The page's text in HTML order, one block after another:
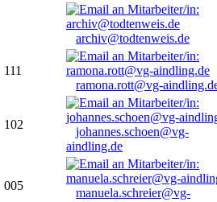
archiv@todtenweis.de
111
ramona.rott@vg-
102
johannes.schoen@vg-
aindling.de
005
manuela.schreier@vg-